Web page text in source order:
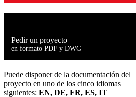
Pedir un proyecto
en formato PDF y DWG
Puede disponer de la documentación del
proyecto en uno de los cinco idiomas
siguientes: EN, DE, FR, ES, IT